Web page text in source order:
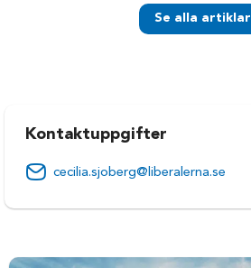
Se alla artiklar
Kontaktuppgifter
cecilia.sjoberg@liberalerna.se